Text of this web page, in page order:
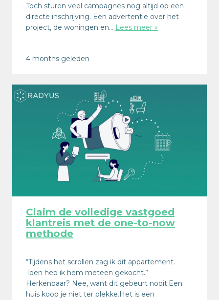
Toch sturen veel campagnes nog altijd op een
directe inschrijving. Een advertentie over het
project, de woningen en… Lees meer »
4 months geleden
Claim de volledige vastgoed
klantreis met de one-to-now
methode
“Tijdens het scrollen zag ik dit appartement.
Toen heb ik hem meteen gekocht.”
Herkenbaar? Nee, want dit gebeurt nooit.Een
huis koop je niet ter plekke.Het is een